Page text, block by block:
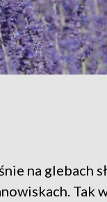
na glebach
Tak